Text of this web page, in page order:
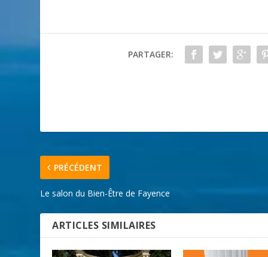
PARTAGER:
PRÉCÉDENT
Le salon du Bien-Être de Fayence
ARTICLES SIMILAIRES